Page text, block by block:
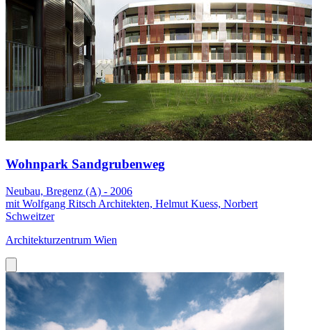
Wohnpark Sandgrubenweg
Neubau, Bregenz (A) - 2006
mit Wolfgang Ritsch Architekten, Helmut Kuess, Norbert
Schweitzer
Architekturzentrum Wien